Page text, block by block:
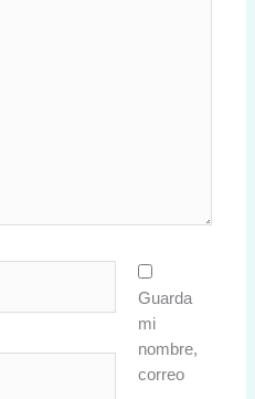
Guarda
mi
nombre,
correo